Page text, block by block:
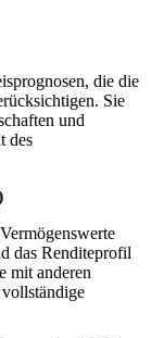
die die
Sie
und
des
das Renditeprofil
mit anderen